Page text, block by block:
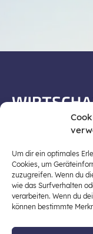
Um dir ein optimales
Cookies, um
zuzugreifen. Wenn du
wie das Surfverhalten
verarbeiten. Wenn du
können bestimmte
Stiftung für
Plattform für die
Wirtschaftsbildung
(Fokus: